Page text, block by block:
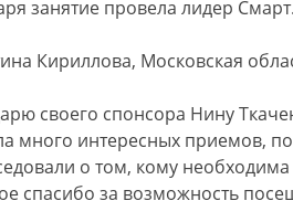
занятие провела лидер
Кириллова, Московская
своего спонсора Нину
много интересных приемов,
о том, кому
спасибо за возможность